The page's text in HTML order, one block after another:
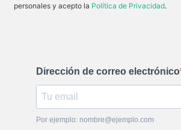
personales y acepto la Política de Privacidad.
Dirección de correo electrónico
Por ejemplo: nombre@ejemplo.com